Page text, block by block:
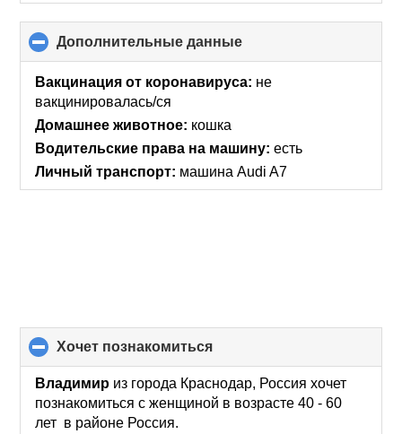
Дополнительные данные
to
collapse
Вакцинация от коронавируса: не
вакцинировалась/ся
Домашнее животное: кошка
Водительские права на машину: есть
Личный транспорт: машина Audi A7
хочет познакомиться
to
collapse
contents
Владимир из города Краснодар, Россия хочет
познакомиться с женщиной в возрасте 40 - 60
лет в районе Россия.